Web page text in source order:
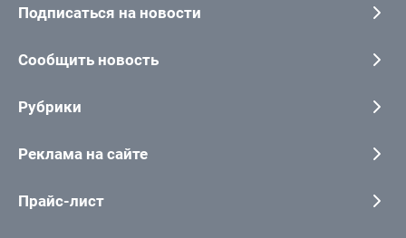
Подписаться на новости
Сообщить новость
Рубрики
Реклама на сайте
Прайс-лист